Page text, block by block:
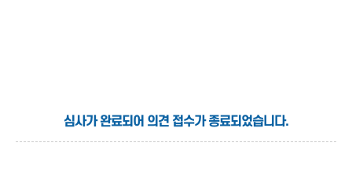
심사가 완료되어 의견 접수가 종료되었습니다.